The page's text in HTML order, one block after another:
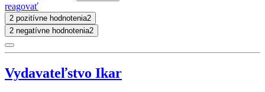
reagovať
2 pozitívne hodnotenia2
2 negatívne hodnotenia2
Vydavateľstvo Ikar